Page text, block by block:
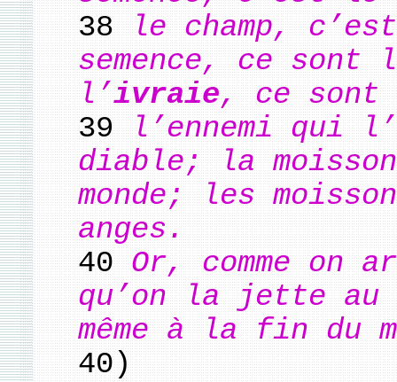
38le champ,
semence, ce
l’ivraie, ce
39l’ennemi qui
diable; la
monde; les
anges.
40Or, comme on
qu’on la jette
même à la fin du
40)